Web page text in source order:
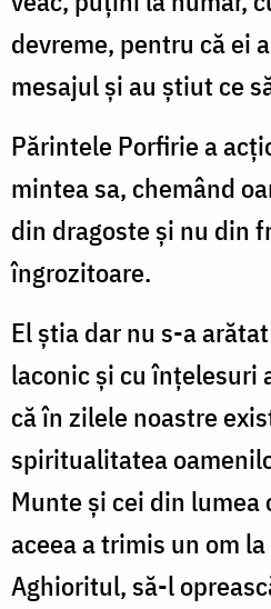
devreme, pentru că ei
mesajul și au știut ce
Părintele Porfirie a
mintea sa, chemând
din dragoste și nu din
îngrozitoare.
El știa dar nu s-a
laconic și cu înțelesuri
că în zilele noastre
spiritualitatea
Munte și cei din lumea
aceea a trimis un om
Aghioritul, să-l